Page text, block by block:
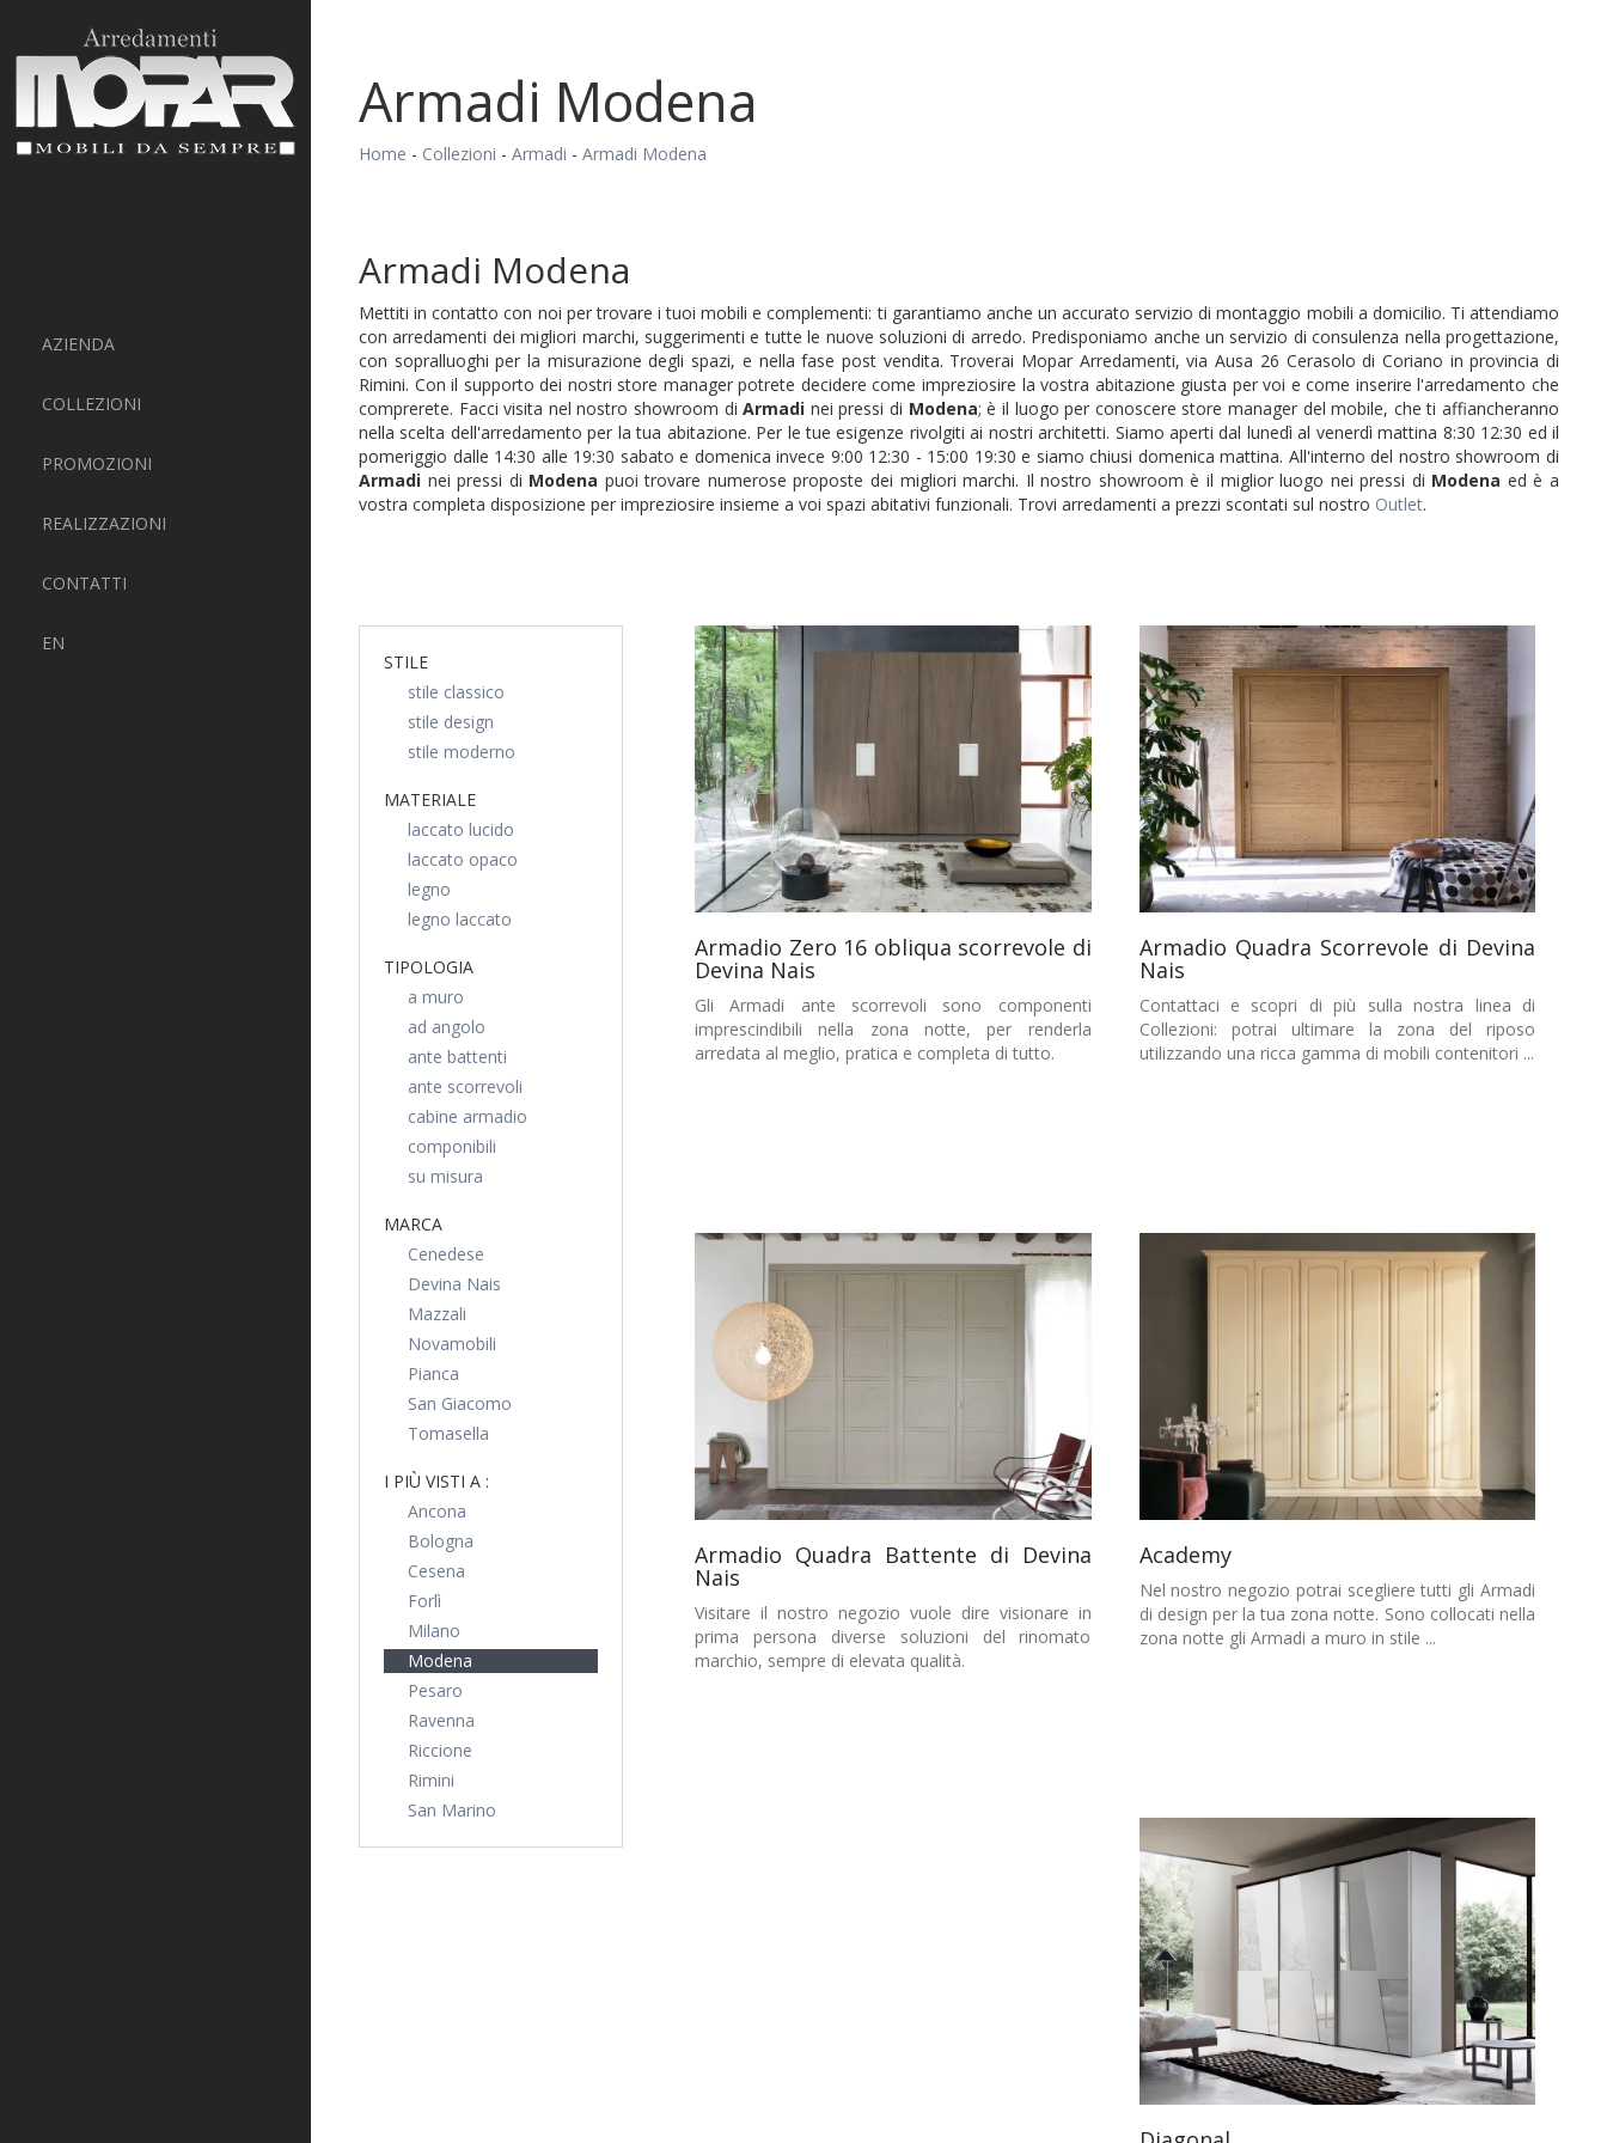
AZIENDA
COLLEZIONI
PROMOZIONI
REALIZZAZIONI
CONTATTI
EN
Armadi Modena
Home - Collezioni - Armadi - Armadi Modena
Armadi Modena
Mettiti in contatto con noi per trovare i tuoi mobili e complementi: ti garantiamo anche un accurato servizio di montaggio mobili a domicilio. Ti attendiamo
con arredamenti dei migliori marchi, suggerimenti e tutte le nuove soluzioni di arredo. Predisponiamo anche un servizio di consulenza nella progettazione,
con sopralluoghi per la misurazione degli spazi, e nella fase post vendita. Troverai Mopar Arredamenti, via Ausa 26 Cerasolo di Coriano in provincia di
Rimini. Con il supporto dei nostri store manager potrete decidere come impreziosire la vostra abitazione giusta per voi e come inserire l'arredamento che
comprerete. Facci visita nel nostro showroom diArmadi nei pressi di Modena; è il luogo per conoscere store manager del mobile, che ti affiancheranno
nella scelta dell'arredamento per la tua abitazione. Per le tue esigenze rivolgiti ai nostri architetti. Siamo aperti dal lunedì al venerdì mattina 8:30 12:30 ed il
pomeriggio dalle 14:30 alle 19:30 sabato e domenica invece 9:00 12:30 - 15:00 19:30 e siamo chiusi domenica mattina. All'interno del nostro showroom di
Armadi nei pressi di Modena puoi trovare numerose proposte dei migliori marchi. Il nostro showroom è il miglior luogo nei pressi di Modena ed è a
vostra completa disposizione per impreziosire insieme a voi spazi abitativi funzionali. Trovi arredamenti a prezzi scontati sul nostro Outlet.
STILE
stile classico
stile design
stile moderno
MATERIALE
laccato lucido
laccato opaco
legno
legno laccato
TIPOLOGIA
a muro
ad angolo
ante battenti
ante scorrevoli
cabine armadio
componibili
su misura
MARCA
Cenedese
Devina Nais
Mazzali
Novamobili
Pianca
San Giacomo
Tomasella
I PIÙ VISTI A :
Ancona
Bologna
Cesena
Forlì
Milano
Modena
Pesaro
Ravenna
Riccione
Rimini
San Marino
Armadio Zero 16 obliqua scorrevole di
Devina Nais
Gli Armadi ante scorrevoli sono componenti
imprescindibili nella zona notte, per renderla
arredata al meglio, pratica e completa di tutto.
Armadio Quadra Scorrevole di Devina
Nais
Contattaci e scopri di più sulla nostra linea di
Collezioni: potrai ultimare la zona del riposo
utilizzando una ricca gamma di mobili contenitori ...
Armadio Quadra Battente di Devina
Nais
Visitare il nostro negozio vuole dire visionare in
prima persona diverse soluzioni del rinomato
marchio, sempre di elevata qualità.
Academy
Nel nostro negozio potrai scegliere tutti gli Armadi
di design per la tua zona notte. Sono collocati nella
zona notte gli Armadi a muro in stile ...